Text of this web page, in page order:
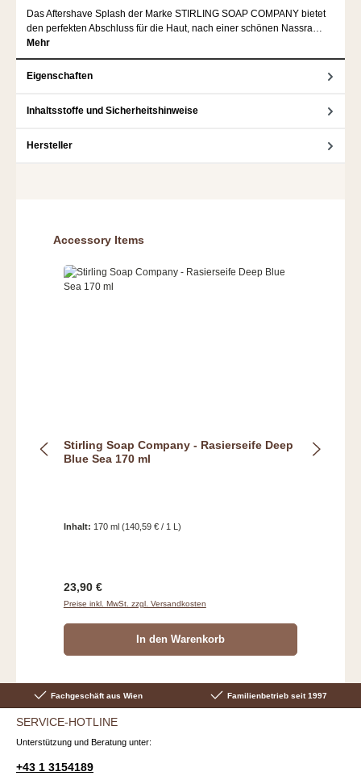
Das Aftershave Splash der Marke STIRLING SOAP COMPANY bietet
den perfekten Abschluss für die Haut, nach einer schönen Nassra…
Mehr
Eigenschaften
Inhaltsstoffe und Sicherheitshinweise
Hersteller
Produktgalerie überspringen
Accessory Items
Stirling Soap Company - Rasierseife Deep
Blue Sea 170 ml
Inhalt: 170 ml (140,59 € / 1 L)
Regulärer Preis:
23,90 €
Preise inkl. MwSt. zzgl. Versandkosten
In den Warenkorb
Fachgeschäft aus Wien Familienbetrieb seit 1997
SERVICE-HOTLINE
Unterstützung und Beratung unter:
+43 1 3154189